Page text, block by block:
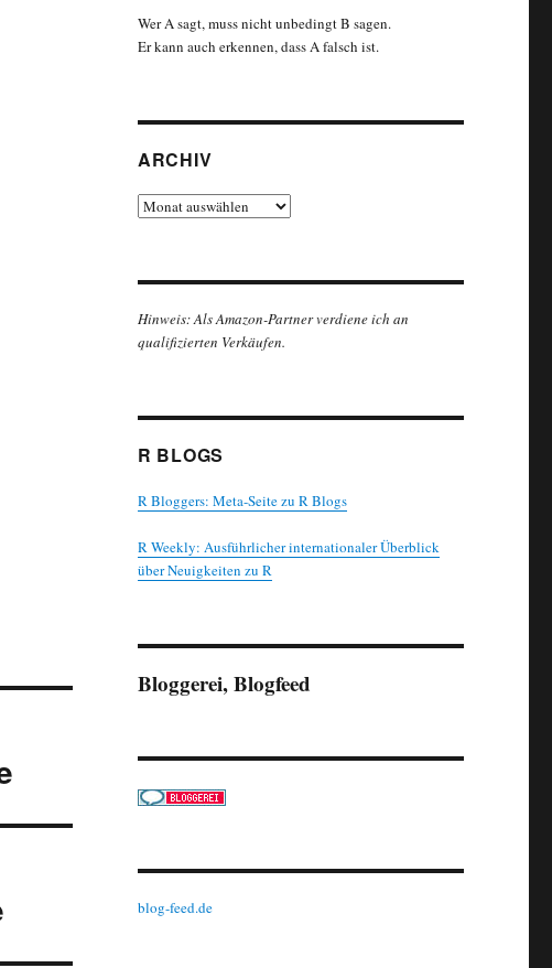
Wer A sagt, muss nicht unbedingt B sagen.
Er kann auch erkennen, dass A falsch ist.
ARCHIV
Archiv
Hinweis: Als Amazon-Partner verdiene ich an
qualifizierten Verkäufen.
R BLOGS
R Bloggers: Meta-Seite zu R Blogs
R Weekly: Ausführlicher internationaler Überblick
über Neuigkeiten zu R
Bloggerei, Blogfeed
blog-feed.de